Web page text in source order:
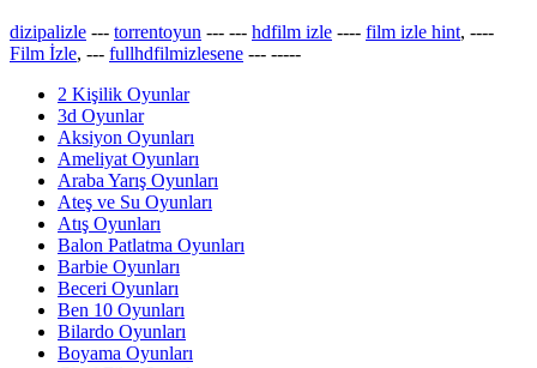
dizipalizle --- torrentoyun --- --- hdfilm izle ---- film izle hint, ----
Film İzle, --- fullhdfilmizlesene --- -----
2 Kişilik Oyunlar
3d Oyunlar
Aksiyon Oyunları
Ameliyat Oyunları
Araba Yarış Oyunları
Ateş ve Su Oyunları
Atış Oyunları
Balon Patlatma Oyunları
Barbie Oyunları
Beceri Oyunları
Ben 10 Oyunları
Bilardo Oyunları
Boyama Oyunları